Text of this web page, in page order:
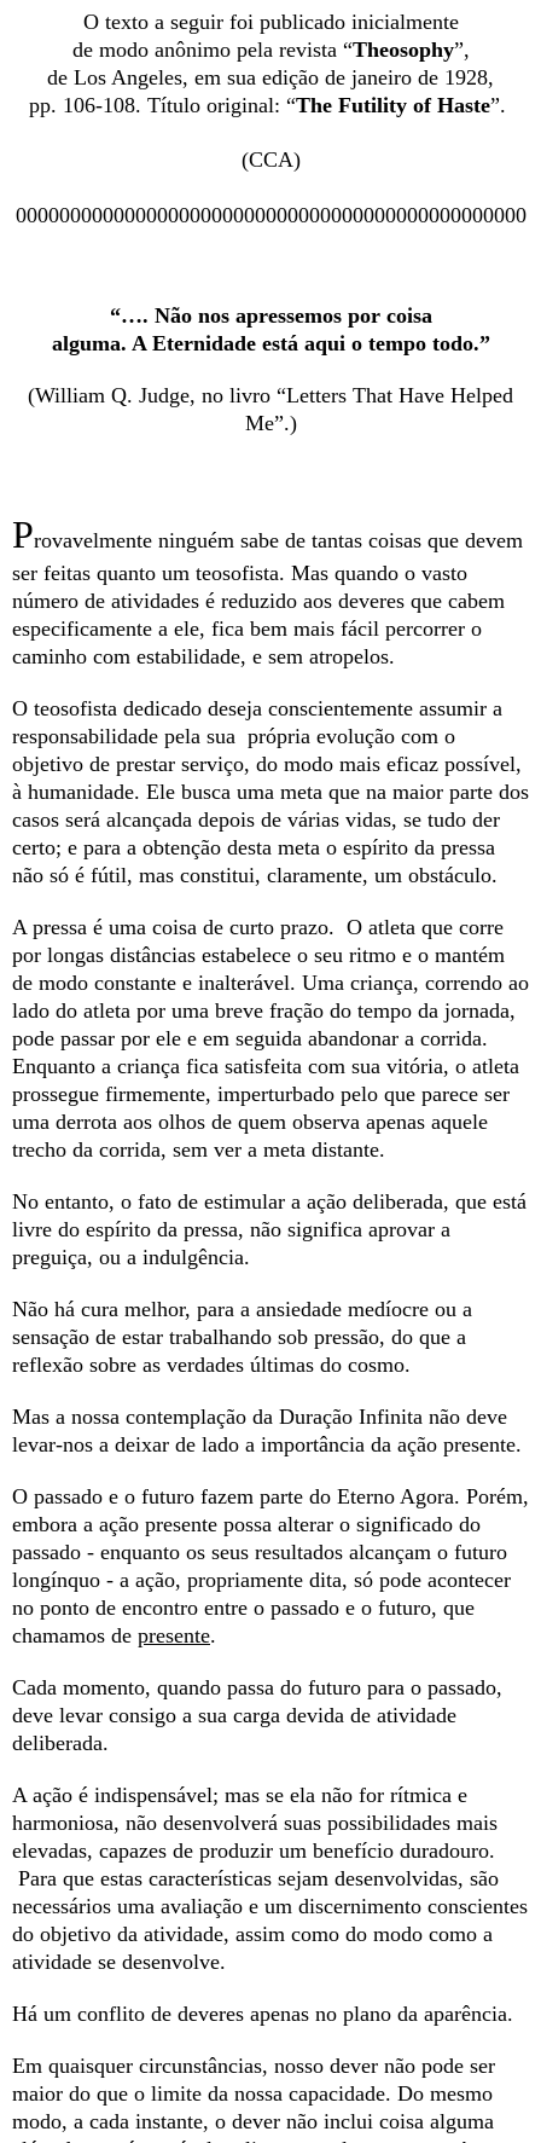
O texto a seguir foi publicado inicialmente
de modo anônimo pela revista “Theosophy”,
de Los Angeles, em sua edição de janeiro de 1928,
pp. 106-108. Título original: “The Futility of Haste”.
(CCA)
00000000000000000000000000000000000000000000000
“…. Não nos apressemos por coisa
alguma. A Eternidade está aqui o tempo todo.”
(William Q. Judge, no livro “Letters That Have Helped
Me”.)
Provavelmente ninguém sabe de tantas coisas que devem
ser feitas quanto um teosofista. Mas quando o vasto
número de atividades é reduzido aos deveres que cabem
especificamente a ele, fica bem mais fácil percorrer o
caminho com estabilidade, e sem atropelos.
O teosofista dedicado deseja conscientemente assumir a
responsabilidade pela sua própria evolução com o
objetivo de prestar serviço, do modo mais eficaz possível,
à humanidade. Ele busca uma meta que na maior parte dos
casos será alcançada depois de várias vidas, se tudo der
certo; e para a obtenção desta meta o espírito da pressa
não só é fútil, mas constitui, claramente, um obstáculo.
A pressa é uma coisa de curto prazo. O atleta que corre
por longas distâncias estabelece o seu ritmo e o mantém
de modo constante e inalterável. Uma criança, correndo ao
lado do atleta por uma breve fração do tempo da jornada,
pode passar por ele e em seguida abandonar a corrida.
Enquanto a criança fica satisfeita com sua vitória, o atleta
prossegue firmemente, imperturbado pelo que parece ser
uma derrota aos olhos de quem observa apenas aquele
trecho da corrida, sem ver a meta distante.
No entanto, o fato de estimular a ação deliberada, que está
livre do espírito da pressa, não significa aprovar a
preguiça, ou a indulgência.
Não há cura melhor, para a ansiedade medíocre ou a
sensação de estar trabalhando sob pressão, do que a
reflexão sobre as verdades últimas do cosmo.
Mas a nossa contemplação da Duração Infinita não deve
levar-nos a deixar de lado a importância da ação presente.
O passado e o futuro fazem parte do Eterno Agora. Porém,
embora a ação presente possa alterar o significado do
passado - enquanto os seus resultados alcançam o futuro
longínquo - a ação, propriamente dita, só pode acontecer
no ponto de encontro entre o passado e o futuro, que
chamamos de presente.
Cada momento, quando passa do futuro para o passado,
deve levar consigo a sua carga devida de atividade
deliberada.
A ação é indispensável; mas se ela não for rítmica e
harmoniosa, não desenvolverá suas possibilidades mais
elevadas, capazes de produzir um benefício duradouro.
Para que estas características sejam desenvolvidas, são
necessários uma avaliação e um discernimento conscientes
do objetivo da atividade, assim como do modo como a
atividade se desenvolve.
Há um conflito de deveres apenas no plano da aparência.
Em quaisquer circunstâncias, nosso dever não pode ser
maior do que o limite da nossa capacidade. Do mesmo
modo, a cada instante, o dever não inclui coisa alguma